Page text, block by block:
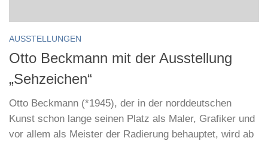
AUSSTELLUNGEN
Otto Beckmann mit der Ausstellung
„Sehzeichen“
Otto Beckmann (*1945), der in der norddeutschen
Kunst schon lange seinen Platz als Maler, Grafiker und
vor allem als Meister der Radierung behauptet, wird ab